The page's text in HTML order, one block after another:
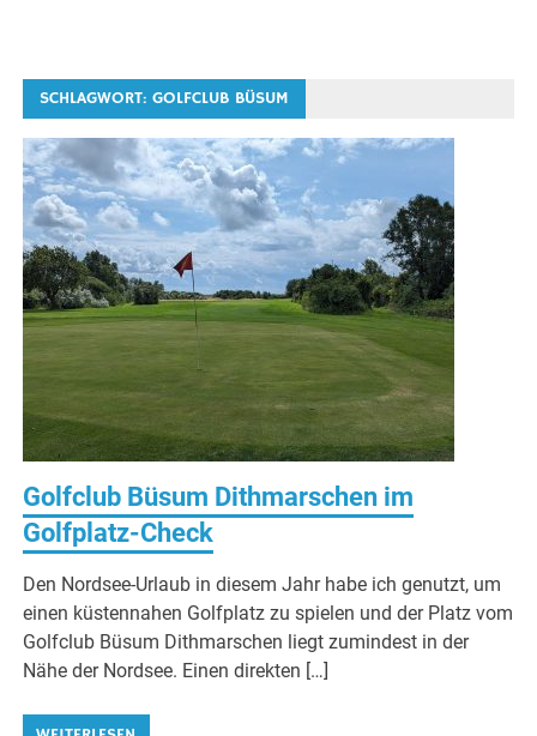
SCHLAGWORT:GOLFCLUB BÜSUM
Golfclub Büsum Dithmarschen im
Golfplatz-Check
Den Nordsee-Urlaub in diesem Jahr habe ich genutzt, um
einen küstennahen Golfplatz zu spielen und der Platz vom
Golfclub Büsum Dithmarschen liegt zumindest in der
Nähe der Nordsee. Einen direkten […]